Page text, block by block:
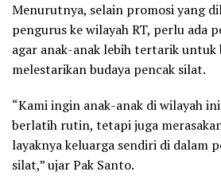
Menurutnya, selain promosi yang
pengurus ke wilayah RT, perlu ada
agar anak-anak lebih tertarik
melestarikan budaya pencak silat.
“Kami ingin anak-anak di wilayah
berlatih rutin, tetapi juga
layaknya keluarga sendiri di dalam
silat,” ujar Pak Santo.